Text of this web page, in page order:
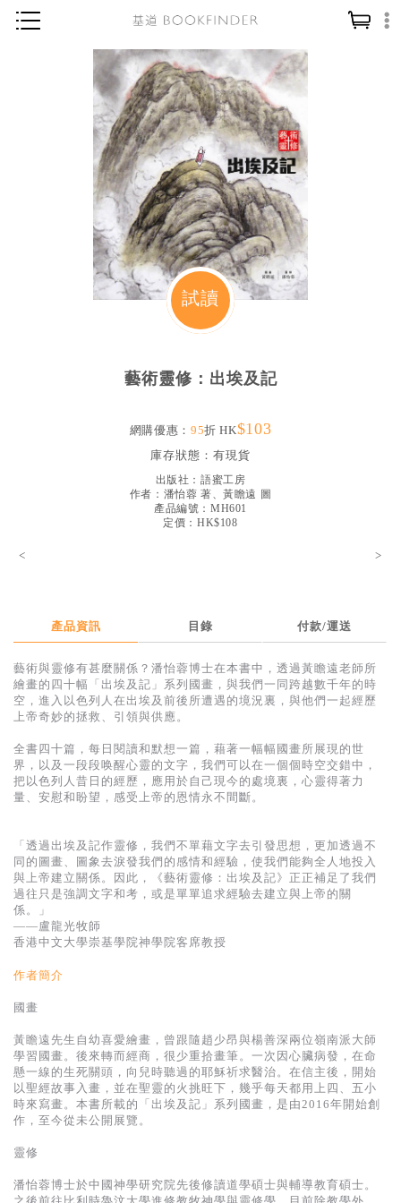
神學／教義
讀經／研經
聖經
信仰入門
教會歷史
靈修／禱告
信徒生活
教會事工
哲學／宗教比較
暢銷榜
中文二手書
英文二手書
精選英文書
電子書
基道 Top 50
試讀
藝術靈修：出埃及記
網購優惠： 95折 HK$103
庫存狀態： 有現貨
出版社： 語蜜工房
作者： 潘怡蓉 著、黃瞻遠 圖
產品編號：MH601
定價：HK$108
< >
產品資訊 目錄 付款/運送
藝術與靈修有甚麼關係？潘怡蓉博士在本書中，透過黃瞻遠老師所
繪畫的四十幅「出埃及記」系列國畫，與我們一同跨越數千年的時
空，進入以色列人在出埃及前後所遭遇的境況裏，與他們一起經歷
上帝奇妙的拯救、引領與供應。
全書四十篇，每日閱讀和默想一篇，藉著一幅幅國畫所展現的世
界，以及一段段唤醒心靈的文字，我們可以在一個個時空交錯中，
把以色列人昔日的經歷，應用於自己現今的處境裏，心靈得著力
量、安慰和盼望，感受上帝的恩情永不間斷。
「透過出埃及記作靈修，我們不單藉文字去引發思想，更加透過不
同的圖畫、圖象去淚發我們的感情和經驗，使我們能夠全人地投入
與上帝建立關係。因此，《藝術靈修：出埃及記》正正補足了我們
過往只是強調文字和考，或是單單追求經驗去建立與上帝的關
係。」
——盧龍光牧師
香港中文大學崇基學院神學院客席教授
作者簡介
國畫
黃瞻遠先生自幼喜愛繪畫，曾跟隨趙少昂與楊善深兩位嶺南派大師
學習國畫。後來轉而經商，很少重拾畫筆。一次因心臟病發，在命
懸一線的生死關頭，向兒時聽過的耶穌祈求醫治。在信主後，開始
以聖經故事入畫，並在聖靈的火挑旺下，幾乎每天都用上四、五小
時來寫畫。本書所載的「出埃及記」系列國畫，是由2016年開始創
作，至今從未公開展覽。
靈修
潘怡蓉博士於中國神學研究院先後修讀道學碩士與輔導教育碩士。